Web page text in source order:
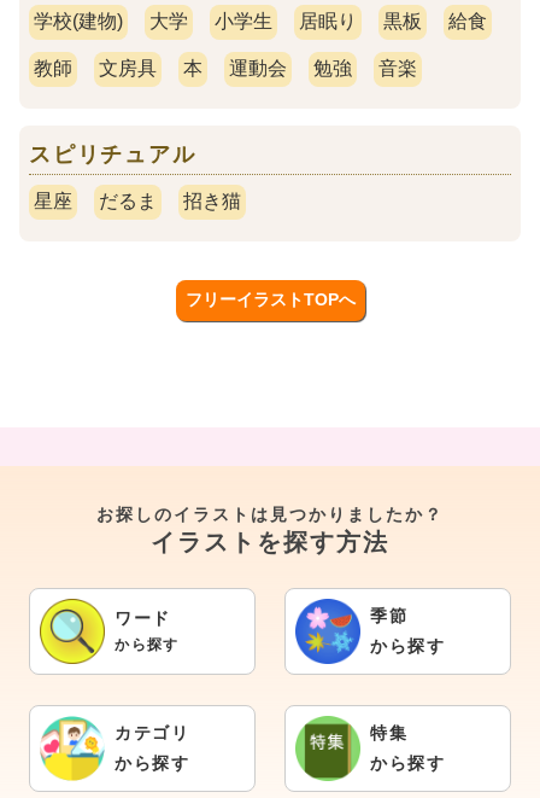
学校(建物) 大学 小学生 居眠り 黒板 給食
教師 文房具 本 運動会 勉強 音楽
スピリチュアル
星座 だるま 招き猫
フリーイラストTOPへ
お探しのイラストは見つかりましたか？
イラストを探す方法
ワード
から探す
季節
から探す
カテゴリ
から探す
特集
から探す